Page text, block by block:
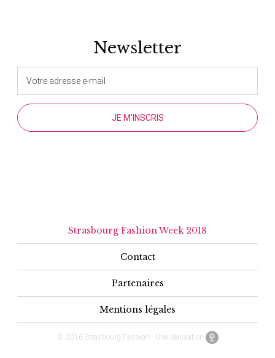
Newsletter
Strasbourg Fashion Week 2018
Contact
Partenaires
Mentions légales
© 2016 Strasbourg Fashion - Une réalisation